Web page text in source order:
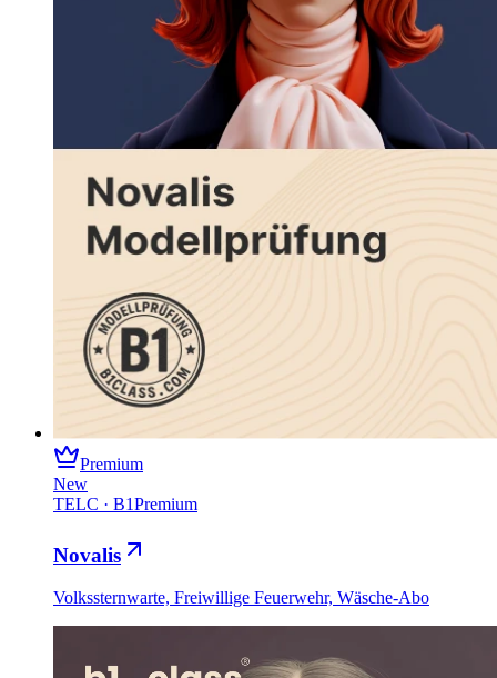
Premium
New
TELC · B1Premium
Novalis
Volkssternwarte, Freiwillige Feuerwehr, Wäsche-Abo